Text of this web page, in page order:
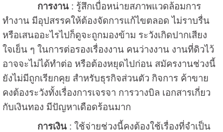
การงาน: รู้สึกเบื่อหน่ายสภาพแวดล้อมการ
ทำงาน มีอุปสรรคให้ต้องจัดการแก้ไขตลอด ไม่ราบรื่น
หรือเสนออะไรไปก็ดูจะถูกมองข้าม ระวังเกิดปากเสียง
ใจเย็น ๆ ในการต่อรองเรื่องงาน คนว่างงาน งานที่ดิวไว้
อาจจะไม่ได้ทำต่อ หรือต้องหยุดไปก่อน สมัครงานช่วงนี้
ยังไม่มีถูกเรียกคุย สำหรับธุรกิจส่วนตัว กิจการ ค้าขาย
คงต้องระวังทั้งเรื่องการเจรจา การวางบิล เอกสารเกี่ยว
กับเงินทอง มีปัญหาเดือดร้อนมาก
การเงิน: ใช้จ่ายช่วงนี้คงต้องใช้เรื่องที่จำเป็น